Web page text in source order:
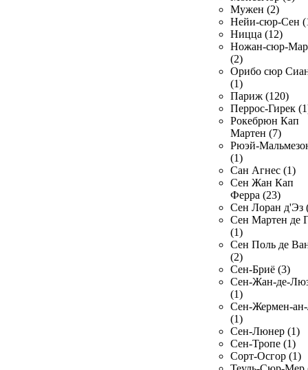
Мужен (2)
Нейи-сюр-Сен
Ницца (12)
Ножан-сюр-
(2)
Орибо сюр
(1)
Париж (120)
Перрос-Гирек
Рокебрюн Кап
Мартен (7)
Рюэй-
(1)
Сан Агнес (1)
Сен Жан Кап
Ферра (23)
Сен Лоран д'Эз
Сен Мартен де
(1)
Сен Поль де
(2)
Сен-Бриё (3)
Сен-Жан-де-
(1)
Сен-Жермен-
(1)
Сен-Люнер (1)
Сен-Тропе (1)
Сорт-Осгор (1)